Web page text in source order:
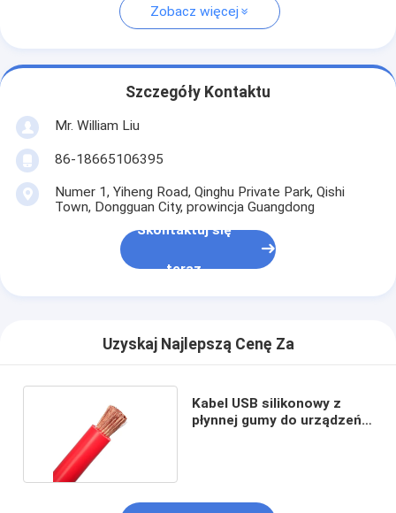
Zobacz więcej
Szczegóły Kontaktu
Mr. William Liu
86-18665106395
Numer 1, Yiheng Road, Qinghu Private Park, Qishi
Town, Dongguan City, prowincja Guangdong
Skontaktuj się
teraz
Uzyskaj Najlepszą Cenę Za
Kabel USB silikonowy z
płynnej gumy do urządzeń